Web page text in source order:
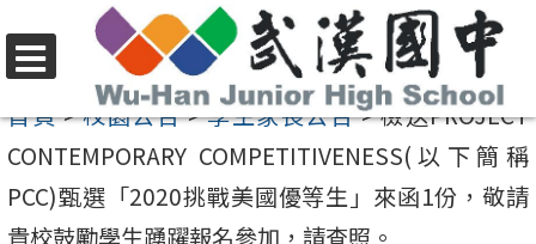
至
要
內
容
選
單
首頁>校園公告>學生家長公告>檢送PROJECT
CONTEMPORARY COMPETITIVENESS(以下簡稱
PCC)甄選「2020挑戰美國優等生」來函1份，敬請
貴校鼓勵學生踴躍報名參加，請查照。